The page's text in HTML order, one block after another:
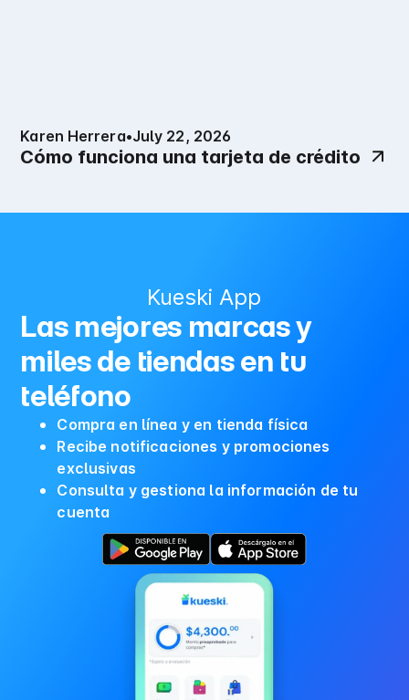
Karen Herrera•July 22, 2026
Cómo funciona una tarjeta de crédito
Kueski App
Las mejores marcas y
miles de tiendas en tu
teléfono
Compra en línea y en tienda física
Recibe notificaciones y promociones
exclusivas
Consulta y gestiona la información de tu
cuenta